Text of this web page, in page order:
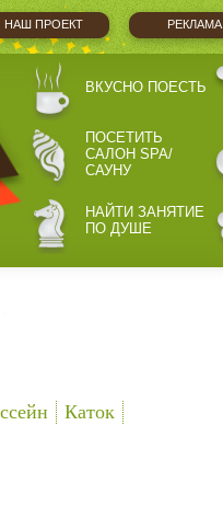
НАШ ПРОЕКТ РЕКЛАМА
ВКУСНО ПОЕСТЬ
ПОСЕТИТЬ
САЛОН SPA/
САУНУ
НАЙТИ ЗАНЯТИЕ
ПО ДУШЕ
Каток